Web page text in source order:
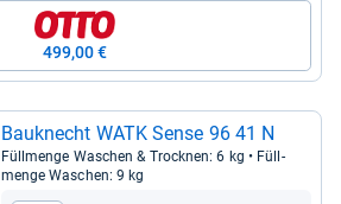
499,00 €
Bau­knecht WATK Sense 96 41 N
Füll­menge Waschen & Trock­nen: 6 kg • Füll­
menge Waschen: 9 kg